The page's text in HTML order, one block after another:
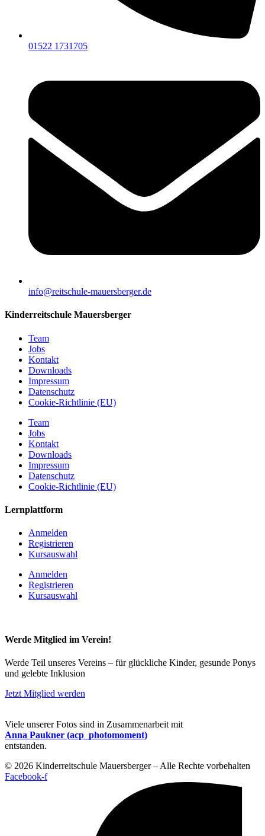
01522 1731705
info@reitschule-mauersberger.de
Kinderreitschule Mauersberger
Team
Jobs
Kontakt
Downloads
Impressum
Datenschutz
Cookie-Richtlinie (EU)
Team
Jobs
Kontakt
Downloads
Impressum
Datenschutz
Cookie-Richtlinie (EU)
Lernplattform
Anmelden
Registrieren
Kursauswahl
Anmelden
Registrieren
Kursauswahl
Werde Mitglied im Verein!
Werde Teil unseres Vereins – für glückliche Kinder, gesunde Ponys
und gelebte Inklusion
Jetzt Mitglied werden
Viele unserer Fotos sind in Zusammenarbeit mit
Anna Paukner (acp_photomoment)
entstanden.
© 2026 Kinderreitschule Mauersberger – Alle Rechte vorbehalten
Facebook-f